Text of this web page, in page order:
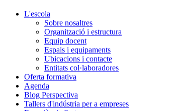
L'escola
Sobre nosaltres
Organització i estructura
Equip docent
Espais i equipaments
Ubicacions i contacte
Entitats col·laboradores
Oferta formativa
Agenda
Blog Perspectiva
Tallers d'indústria per a empreses